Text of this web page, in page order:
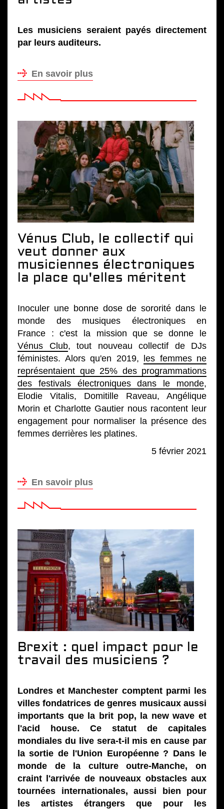
Les musiciens seraient payés directement
par leurs auditeurs.
En savoir plus
Vénus Club, le collectif qui
veut donner aux
musiciennes électroniques
la place qu'elles méritent
Inoculer une bonne dose de sororité dans le
monde des musiques électroniques en
France : c'est la mission que se donne le
Vénus Club, tout nouveau collectif de DJs
féministes. Alors qu'en 2019, les femmes ne
représentaient que 25% des programmations
des festivals électroniques dans le monde,
Elodie Vitalis, Domitille Raveau, Angélique
Morin et Charlotte Gautier nous racontent leur
engagement pour normaliser la présence des
femmes derrières les platines.
5 février 2021
En savoir plus
Brexit : quel impact pour le
travail des musiciens ?
Londres et Manchester comptent parmi les
villes fondatrices de genres musicaux aussi
importants que la brit pop, la new wave et
l'acid house. Ce statut de capitales
mondiales du live sera-t-il mis en cause par
la sortie de l'Union Européenne ? Dans le
monde de la culture outre-Manche, on
craint l'arrivée de nouveaux obstacles aux
tournées internationales, aussi bien pour
les artistes étrangers que pour les